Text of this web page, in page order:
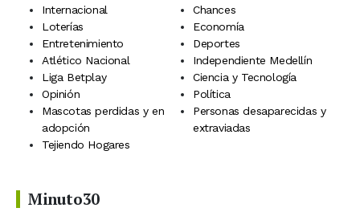
Internacional
Chances
Loterías
Economía
Entretenimiento
Deportes
Atlético Nacional
Independiente Medellín
Liga Betplay
Ciencia y Tecnología
Opinión
Política
Mascotas perdidas y en
adopción
Personas desaparecidas y
extraviadas
Tejiendo Hogares
Minuto30